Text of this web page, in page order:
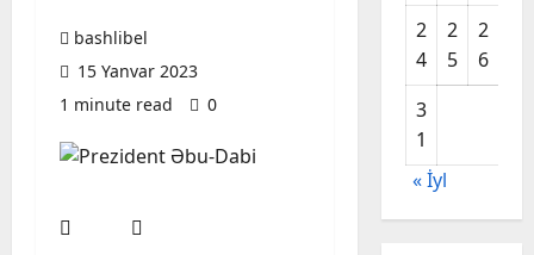
bashlibel
15 Yanvar 2023
1 minute read
0
2
4
2
5
2
6
3
1
« İyl